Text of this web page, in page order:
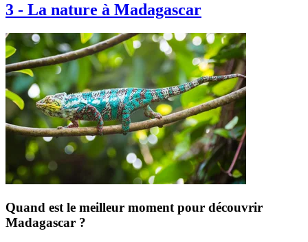
3 - La nature à Madagascar
Quand est le meilleur moment pour découvrir
Madagascar ?